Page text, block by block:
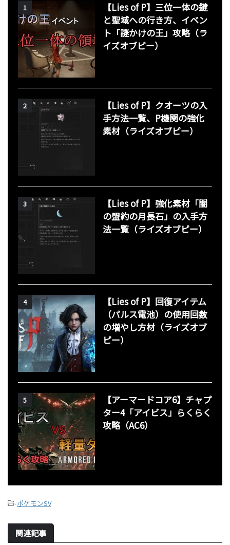
1
【Lies of P】三位一体の鍵
と聖域への行き方、イベン
ト「謎かけの王」攻略（ラ
イズオブピー）
2
【Lies of P】クオーツの入
手方法一覧、P機関の強化
素材（ライズオブピー）
3
【Lies of P】強化素材「闇
の盟約の月長石」の入手方
法一覧（ライズオブピー）
4
【Lies of P】回復アイテム
（パルス電池）の使用回数
の増やし方材（ライズオブ
ピー）
5
【アーマードコア6】チャプ
ター4「アイビス」らくらく
攻略（AC6）
-ポケモンSV
関連記事